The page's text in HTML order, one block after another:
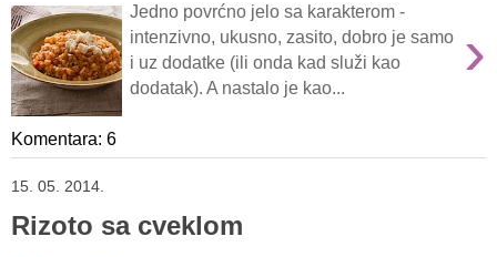
›
Jedno povrćno jelo sa karakterom -
intenzivno, ukusno, zasito, dobro je samo
i uz dodatke (ili onda kad služi kao
dodatak). A nastalo je kao...
Komentara: 6
15. 05. 2014.
Rizoto sa cveklom